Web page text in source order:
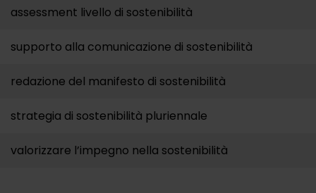
assessment livello di sostenibilità
supporto alla comunicazione di sostenibilità
redazione del manifesto di sostenibilità
strategia di sostenibilità pluriennale
valorizzare l’impegno nella sostenibilità